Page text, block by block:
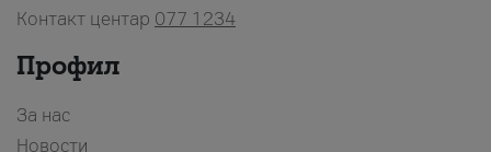
Контакт центар 077 1234
Профил
За нас
Новости